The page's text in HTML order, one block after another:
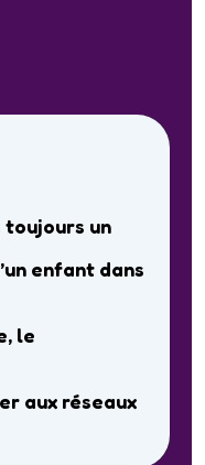
toujours un
enfant dans
le
aux réseaux